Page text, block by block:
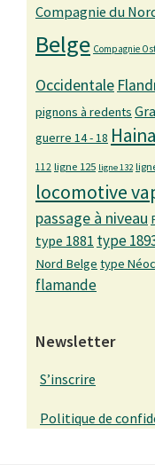
Compagnie du
Belge Compagnie
Occidentale
pignons à redents
guerre 14 - 18
112 ligne 125 ligne 132
locomotive
passage à niveau
type 1881 type
Nord Belge type
flamande
Newsletter
S’inscrire
Politique de